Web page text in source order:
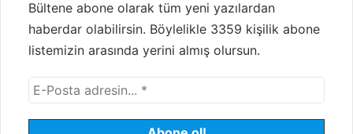
Bültene abone olarak tüm yeni yazılardan
haberdar olabilirsin. Böylelikle 3359 kişilik abone
listemizin arasında yerini almış olursun.